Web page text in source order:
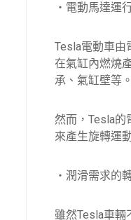
・電動馬達運
Tesla電動車由
在氣缸內燃燒
承、氣缸壁等
然而，Tesla的
來產生旋轉運
・潤滑需求的
雖然Tesla車輛